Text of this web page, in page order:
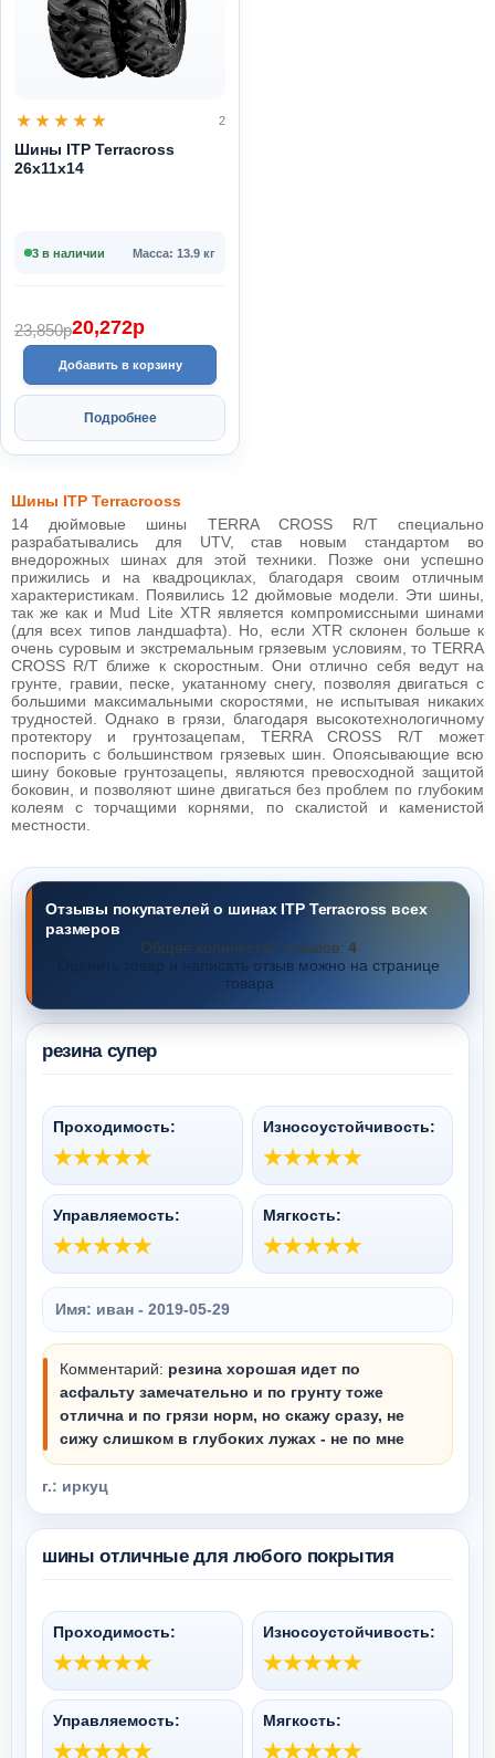
2
Шины ITP Terracross
26x11x14
3 в наличии Масса: 13.9 кг
23,850p20,272p
Добавить в корзину
Подробнее
Шины ITP Terracrooss
14 дюймовые шины TERRA CROSS R/T специально
разрабатывались для UTV, став новым стандартом во
внедорожных шинах для этой техники. Позже они успешно
прижились и на квадроциклах, благодаря своим отличным
характеристикам. Появились 12 дюймовые модели. Эти шины,
так же как и Mud Lite XTR является компромиссными шинами
(для всех типов ландшафта). Но, если XTR склонен больше к
очень суровым и экстремальным грязевым условиям, то TERRA
CROSS R/T ближе к скоростным. Они отлично себя ведут на
грунте, гравии, песке, укатанному снегу, позволяя двигаться с
большими максимальными скоростями, не испытывая никаких
трудностей. Однако в грязи, благодаря высокотехнологичному
протектору и грунтозацепам, TERRA CROSS R/T может
поспорить с большинством грязевых шин. Опоясывающие всю
шину боковые грунтозацепы, являются превосходной защитой
боковин, и позволяют шине двигаться без проблем по глубоким
колеям с торчащими корнями, по скалистой и каменистой
местности.
Отзывы покупателей о шинах ITP Terracross всех
размеров
Общее количество отзывов: 4
Оценить товар и написать отзыв можно на странице
товара
резина супер
Проходимость: Износоустойчивость:
Управляемость: Мягкость:
Имя: иван - 2019-05-29
Комментарий: резина хорошая идет по
асфальту замечательно и по грунту тоже
отлична и по грязи норм, но скажу сразу, не
сижу слишком в глубоких лужах - не по мне
г.: иркуц
шины отличные для любого покрытия
Проходимость: Износоустойчивость:
Управляемость: Мягкость: